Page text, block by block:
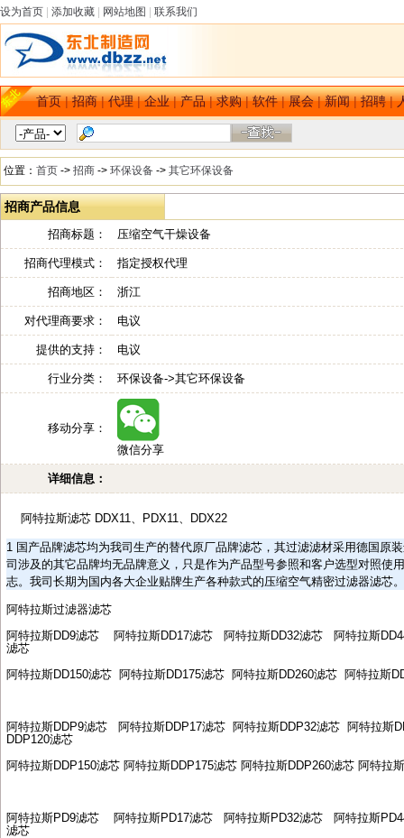
设为首页 添加收藏 网站地图 联系我们
首页|招商|代理|企业|产品|求购|软件|展会|新闻|招聘|
位置： 首页 -> 招商 -> 环保设备 -> 其它环保设备
招商产品信息
招商标题： 压缩空气干燥设备
招商代理模式： 指定授权代理
招商地区： 浙江
对代理商要求： 电议
提供的支持： 电议
行业分类： 环保设备->其它环保设备
移动分享：
微信分享
详细信息：
阿特拉斯滤芯 DDX11、 PDX11、 DDX22
1 国产品牌滤芯均为我司生产的替代原厂品牌滤芯，其过滤滤材采用德国原
司涉及的其它品牌均无品牌意义，只是作为产品型号参照和客户选型对照使
志。我司长期为国内各大企业贴牌生产各种款式的压缩空气精密过滤器滤芯
阿特拉斯过滤器滤芯
阿特拉斯DD9滤芯 阿特拉斯DD17滤芯 阿特拉斯DD32滤芯 阿特拉斯
滤芯
阿特拉斯DD150滤芯 阿特拉斯DD175滤芯 阿特拉斯DD260滤芯 阿特拉斯
阿特拉斯DDP9滤芯 阿特拉斯DDP17滤芯 阿特拉斯DDP32滤芯 阿特拉斯
DDP120滤芯
阿特拉斯DDP150滤芯 阿特拉斯DDP175滤芯 阿特拉斯DDP260滤芯 阿特拉斯
阿特拉斯PD9滤芯 阿特拉斯PD17滤芯 阿特拉斯PD32滤芯 阿特拉斯
滤芯